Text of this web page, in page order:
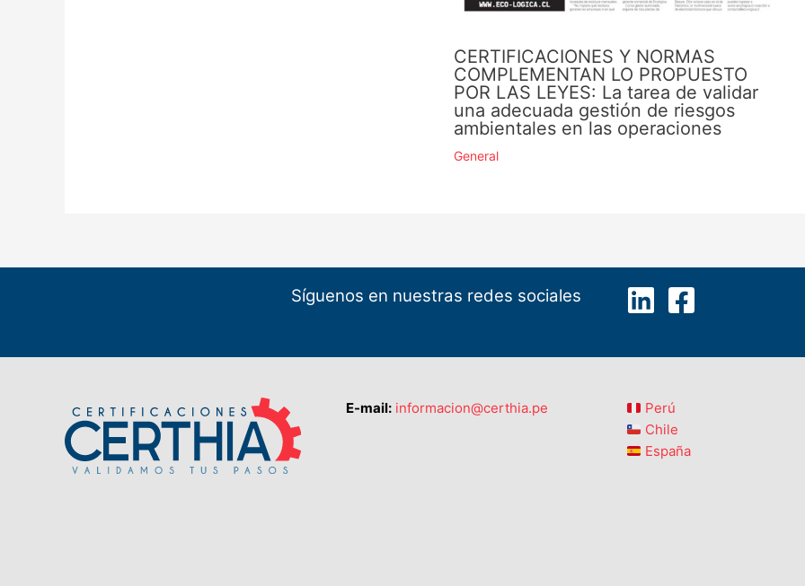
CERTIFICACIONES Y NORMAS
COMPLEMENTAN LO PROPUESTO
POR LAS LEYES: La tarea de validar
una adecuada gestión de riesgos
ambientales en las operaciones
General
Síguenos en nuestras redes sociales
E-mail: informacion@certhia.pe
Perú
Chile
España